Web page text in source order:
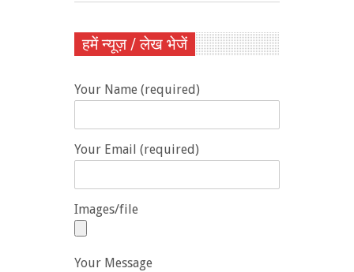
हमें न्यूज़ / लेख भेजें
Your Name (required)
Your Email (required)
Images/file
Your Message